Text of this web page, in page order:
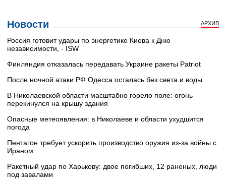
Новости АРХИВ
Россия готовит удары по энергетике Киева к Дню
независимости, - ISW
Финляндия отказалась передавать Украине ракеты Patriot
После ночной атаки РФ Одесса осталась без света и воды
В Николаевской области масштабно горело поле: огонь
перекинулся на крышу здания
Опасные метеоявления: в Николаеве и области ухудшится
погода
Пентагон требует ускорить производство оружия из-за войны с
Ираном
Ракетный удар по Харькову: двое погибших, 12 раненых, люди
под завалами